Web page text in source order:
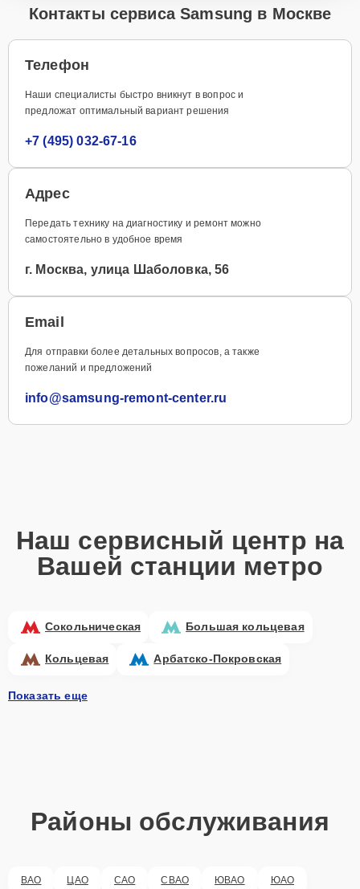
Контакты сервиса Samsung в Москве
Телефон
Наши специалисты быстро вникнут в вопрос и
предложат оптимальный вариант решения
+7 (495) 032-67-16
Адрес
Передать технику на диагностику и ремонт можно
самостоятельно в удобное время
г. Москва, улица Шаболовка, 56
Email
Для отправки более детальных вопросов, а также
пожеланий и предложений
info@samsung-remont-center.ru
Наш сервисный центр на
Вашей станции метро
Сокольническая Большая кольцевая
Кольцевая Арбатско-Покровская
Показать еще
Районы обслуживания
ВАО ЦАО САО СВАО ЮВАО ЮАО